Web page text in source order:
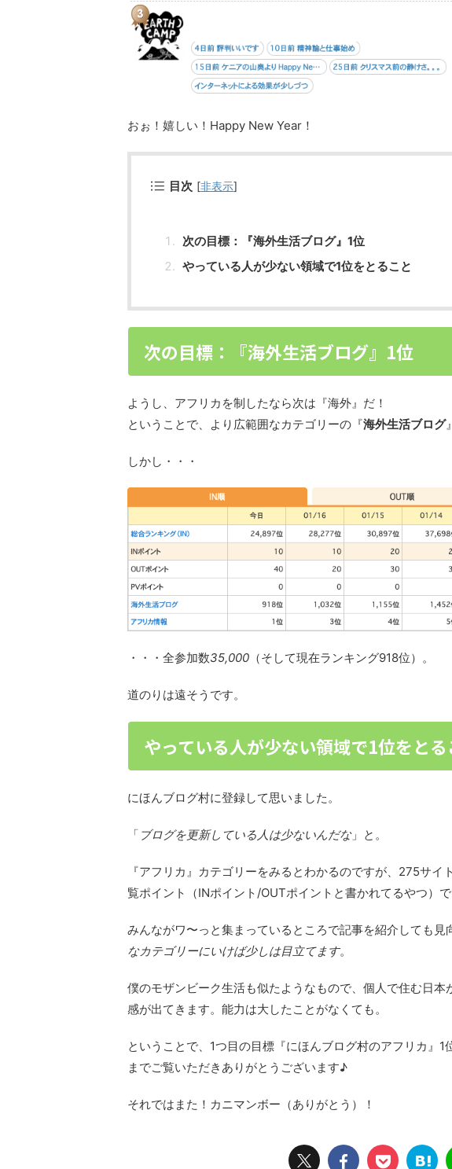
おぉ！嬉しい！Happy New Year！
目次 [非表示]
次の目標：『海外生活ブログ』1位
やっている人が少ない領域で1位をとること
次の目標：『海外生活ブログ』1位
ようし、アフリカを制したなら次は『海外』だ！
ということで、より広範囲なカテゴリーの『海外生活ブログ
しかし・・・
・・・全参加数35,000 （そして現在ランキング918位）。
道のりは遠そうです。
やっている人が少ない領域で1位をとる
にほんブログ村に登録して思いました。
「 ブログを更新している人は少ないんだな」と。
『アフリカ』カテゴリーをみるとわかるのですが、275サ
覧ポイント（INポイント/OUTポイントと書かれてるやつ）で
みんながワ〜っと集まっているところで記事を紹介しても見
なカテゴリーにいけば少しは目立てます。
僕のモザンビーク生活も似たようなもので、個人で住む日
感が出てきます。能力は大したことがなくても。
ということで、1つ目の目標『にほんブログ村のアフリカ』
までご覧いただきありがとうございます♪
それではまた！カニマンボー（ありがとう）！